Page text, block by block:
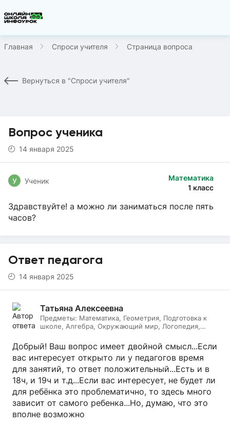
Главная Спроси учителя Страница вопроса
Вернуться в "Спроси учителя"
Вопрос ученика
14 января 2025
Математика
1 класс
У Ученик
Здравствуйте! а можно ли заниматься после пять
часов?
Ответ педагога
14 января 2025
Татьяна Алексеевна
Предметы: Математика, Геометрия, Подготовка к
школе, Алгебра, Окружающий мир, Логопедия,
чтение, Русский язык
Добрый! Ваш вопрос имеет двойной смысл...Если
вас интересует открыто ли у педагогов время
для занятий, то ответ положительный...Есть и в
18ч, и 19ч и т.д...Если вас интересует, не будет ли
для ребёнка это проблематично, то здесь много
зависит от самого ребенка...Но, думаю, что это
вполне возможно